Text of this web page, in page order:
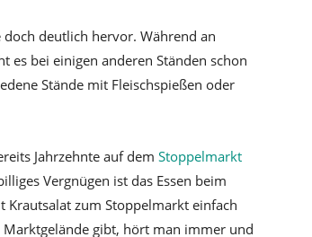
doch deutlich hervor. Während an
es bei einigen anderen Ständen schon
Stände mit Fleischspießen oder
Jahrzehnte auf dem Stoppelmarkt
Vergnügen ist das Essen beim
zum Stoppelmarkt einfach
Marktgelände gibt, hört man immer und